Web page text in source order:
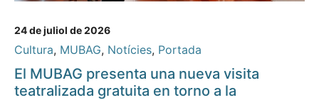
24 de juliol de 2026
Cultura, MUBAG, Notícies, Portada
El MUBAG presenta una nueva visita
teatralizada gratuita en torno a la